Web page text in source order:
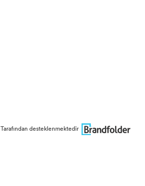
Tarafından desteklenmektedir